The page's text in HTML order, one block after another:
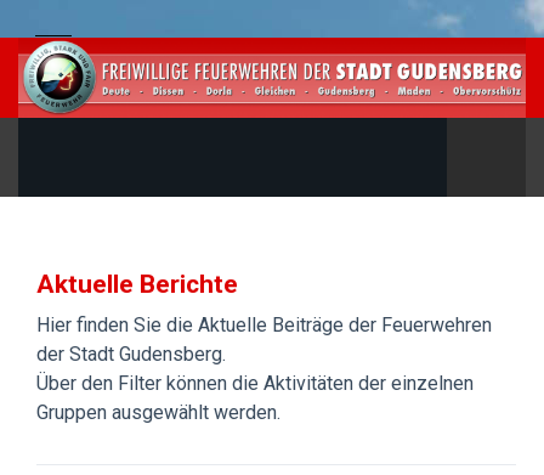
Aktuelle Berichte
Hier finden Sie die Aktuelle Beiträge der Feuerwehren
der Stadt Gudensberg.
Über den Filter können die Aktivitäten der einzelnen
Gruppen ausgewählt werden.